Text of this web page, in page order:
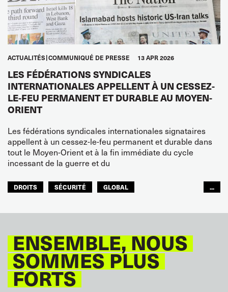
ACTUALITÉS COMMUNIQUÉ DE PRESSE 13 APR 2026
LES FÉDÉRATIONS SYNDICALES
INTERNATIONALES APPELLENT À UN CESSEZ-
LE-FEU PERMANENT ET DURABLE AU MOYEN-
ORIENT
Les fédérations syndicales internationales signataires
appellent à un cessez-le-feu permanent et durable dans
tout le Moyen-Orient et à la fin immédiate du cycle
incessant de la guerre et du
DROITS SÉCURITÉ
GLOBAL
...
ENSEMBLE, NOUS
SOMMES PLUS
FORTS